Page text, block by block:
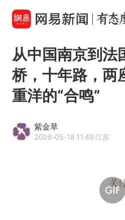
从中国南京到法
桥，十年路，两
重洋的“合鸣”
紫金草
2026-05-18 11:49·江苏